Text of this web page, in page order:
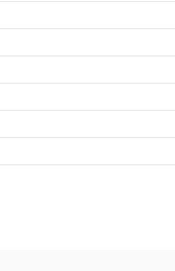
van het modem.
van je woning.
verbindingsset.
modem te herstellen of te resetten.